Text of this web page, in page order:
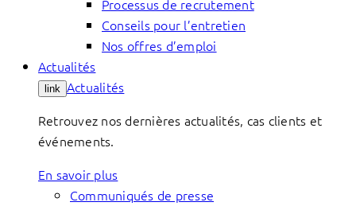
Processus de recrutement
Conseils pour l’entretien
Nos offres d’emploi
Actualités
link Actualités
Retrouvez nos dernières actualités, cas clients et
événements.
En savoir plus
Communiqués de presse